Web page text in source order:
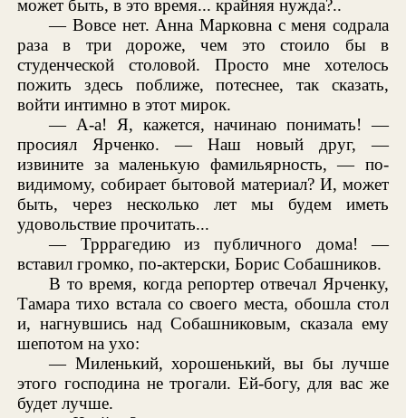
может быть, в это время... крайняя нужда?..
— Вовсе нет. Анна Марковна с меня содрала
раза в три дороже, чем это стоило бы в
студенческой столовой. Просто мне хотелось
пожить здесь поближе, потеснее, так сказать,
войти интимно в этот мирок.
— А-а! Я, кажется, начинаю понимать! —
просиял Ярченко. — Наш новый друг, —
извините за маленькую фамильярность, — по-
видимому, собирает бытовой материал? И, может
быть, через несколько лет мы будем иметь
удовольствие прочитать...
— Трррагедию из публичного дома! —
вставил громко, по-актерски, Борис Собашников.
В то время, когда репортер отвечал Ярченку,
Тамара тихо встала со своего места, обошла стол
и, нагнувшись над Собашниковым, сказала ему
шепотом на ухо:
— Миленький, хорошенький, вы бы лучше
этого господина не трогали. Ей-богу, для вас же
будет лучше.